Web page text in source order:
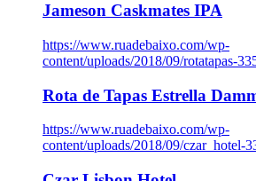
Jameson Caskmates IPA
https://www.ruadebaixo.com/wp-
content/uploads/2018/09/rotatapas-
Rota de Tapas Estrella
https://www.ruadebaixo.com/wp-
content/uploads/2018/09/czar_hotel-